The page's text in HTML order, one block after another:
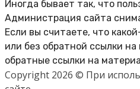
Иногда бывает так, что
Администрация сайта
Если вы считаете, что
или без обратной ссылки
обратные ссылки на
Copyright 2026 © При